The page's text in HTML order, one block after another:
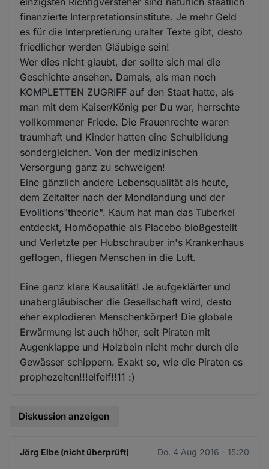
finanzierte Interpretationsinstitute. Je mehr Geld
es für die Interpretierung uralter Texte gibt, desto
friedlicher werden Gläubige sein!
Wer dies nicht glaubt, der sollte sich mal die
Geschichte ansehen. Damals, als man noch
KOMPLETTEN ZUGRIFF auf den Staat hatte, als
man mit dem Kaiser/König per Du war, herrschte
vollkommener Friede. Die Frauenrechte waren
traumhaft und Kinder hatten eine Schulbildung
sondergleichen. Von der medizinischen
Versorgung ganz zu schweigen!
Eine gänzlich andere Lebensqualität als heute,
dem Zeitalter nach der Mondlandung und der
Evolitions"theorie". Kaum hat man das Tuberkel
entdeckt, Homöopathie als Placebo bloßgestellt
und Verletzte per Hubschrauber in's Krankenhaus
geflogen, fliegen Menschen in die Luft.
Eine ganz klare Kausalität! Je aufgeklärter und
unabergläubischer die Gesellschaft wird, desto
eher explodieren Menschenkörper! Die globale
Erwärmung ist auch höher, seit Piraten mit
Augenklappe und Holzbein nicht mehr durch die
Gewässer schippern. Exakt so, wie die Piraten es
prophezeiten!!!elfelf!!11 :)
Diskussion anzeigen
Jörg Elbe (nicht überprüft) Do. 4 Aug 2016 - 15:20